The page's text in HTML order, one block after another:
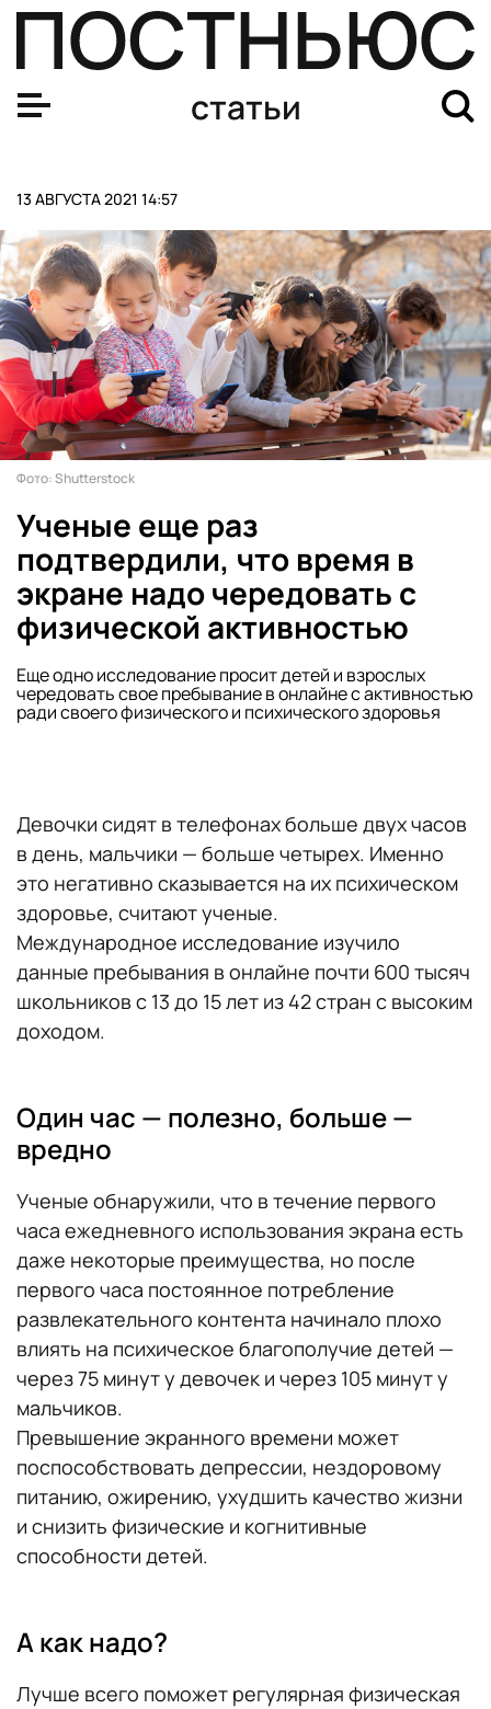
статьи
13 АВГУСТА 2021 14:57
Фото: Shutterstock
Ученые еще раз
подтвердили, что время в
экране надо чередовать с
физической активностью
Еще одно исследование просит детей и взрослых
чередовать свое пребывание в онлайне с активностью
ради своего физического и психического здоровья
Девочки сидят в телефонах больше двух часов
в день, мальчики — больше четырех. Именно
это негативно сказывается на их психическом
здоровье, считают ученые.
Международное исследование изучило
данные пребывания в онлайне почти 600 тысяч
школьников с 13 до 15 лет из 42 стран с высоким
доходом.
Один час — полезно, больше —
вредно
Ученые обнаружили, что в течение первого
часа ежедневного использования экрана есть
даже некоторые преимущества, но после
первого часа постоянное потребление
развлекательного контента начинало плохо
влиять на психическое благополучие детей —
через 75 минут у девочек и через 105 минут у
мальчиков.
Превышение экранного времени может
поспособствовать депрессии, нездоровому
питанию, ожирению, ухудшить качество жизни
и снизить физические и когнитивные
способности детей.
А как надо?
Лучше всего поможет регулярная физическая
Россия опустилась на девятое место в рейтинге УЕФА.